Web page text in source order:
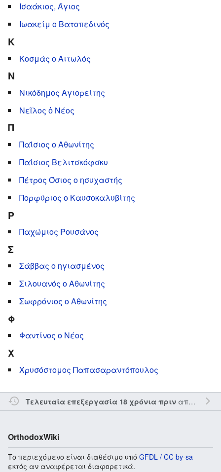
Ισαάκιος, Άγιος
Ιωακείμ ο Βατοπεδινός
Κ
Κοσμάς ο Αιτωλός
Ν
Νικόδημος Αγιορείτης
Νεῖλος ὁ Νέος
Π
Παΐσιος ο Αθωνίτης
Παΐσιος Βελιτσκόφσκυ
Πέτρος Όσιος ο ησυχαστής
Πορφύριος ο Καυσοκαλυβίτης
Ρ
Παχώμιος Ρουσάνος
Σ
Σάββας ο ηγιασμένος
Σιλουανός ο Αθωνίτης
Σωφρόνιος ο Αθωνίτης
Φ
Φαντίνος ο Νέος
Χ
Χρυσόστομος Παπασαραντόπουλος
Τελευταία επεξεργασία 18 χρόνια πριναπό τον την
OrthodoxWiki
Το περιεχόμενο είναι διαθέσιμο υπό GFDL / CC by-sa
εκτός αν αναφέρεται διαφορετικά.